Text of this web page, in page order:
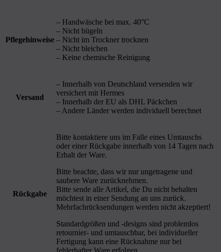
Pflegehinweise
– Handwäsche bei max. 40°C
– Nicht bügeln
– Nicht im Trockner trocknen
– Nicht bleichen
– Keine chemische Reinigung
Versand
– Innerhalb von Deutschland versenden wir
versichert mit Hermes
– Innerhalb der EU als DHL Päckchen
– Andere Länder werden individuell berechnet
Rückgabe
Bitte kontaktiere uns im Falle eines Umtauschs
oder einer Rückgabe innerhalb von 14 Tagen nach
Erhalt der Ware.
Bitte beachte, dass wir nur ungetragene und
saubere Ware zurücknehmen.
Bitte sende alle Artikel, die Du nicht behalten
möchtest in einer Sendung an uns zurück.
Mehrfachrücksendungen werden nicht akzeptiert!
Standardgrößen und -designs sind problemlos
retournier- und umtauschbar, bei individueller
Fertigung kann eine Rücknahme nur bei
fehlerhafter Ware erfolgen.